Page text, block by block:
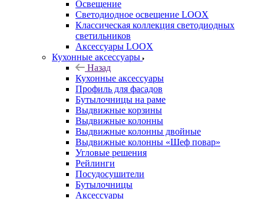
Освещение
Светодиодное освещение LOOX
Классическая коллекция светодиодных
светильников
Аксессуары LOOX
Кухонные аксессуары
Назад
Кухонные аксессуары
Профиль для фасадов
Бутылочницы на раме
Выдвижные корзины
Выдвижные колонны
Выдвижные колонны двойные
Bыдвижные колонны «Шеф повар»
Угловые решения
Рейлинги
Посудосушители
Бутылочницы
Аксессуары